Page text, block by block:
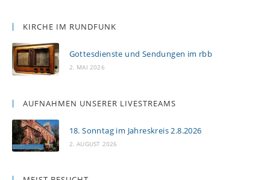
KIRCHE IM RUNDFUNK
Gottesdienste und Sendungen im rbb
2. MAI 2026
AUFNAHMEN UNSERER LIVESTREAMS
18. Sonntag im Jahreskreis 2.8.2026
2. AUGUST 2026